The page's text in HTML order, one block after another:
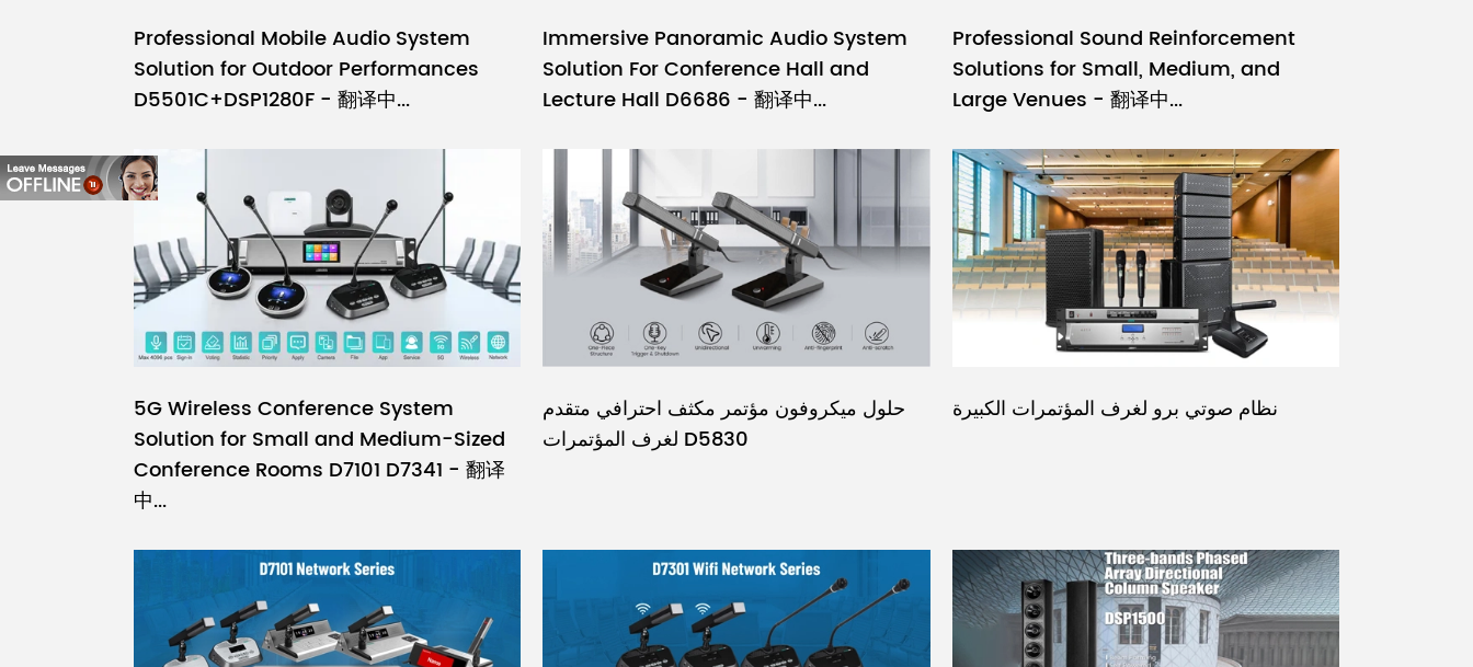
Professional Mobile Audio System
Solution for Outdoor Performances
D5501C+DSP1280F - 翻译中...
Immersive Panoramic Audio System
Solution For Conference Hall and
Lecture Hall D6686 - 翻译中...
Professional Sound Reinforcement
Solutions for Small, Medium, and
Large Venues - 翻译中...
5G Wireless Conference System
Solution for Small and Medium-Sized
Conference Rooms D7101 D7341 - 翻译
中...
حلول ميكروفون مؤتمر مكثف احترافي متقدم
لغرف المؤتمرات D5830
نظام صوتي برو لغرف المؤتمرات الكبيرة